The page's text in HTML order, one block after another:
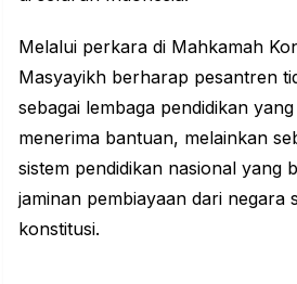
Melalui perkara di Mahkamah
Masyayikh berharap pesantren
sebagai lembaga pendidikan
menerima bantuan, melainkan
sistem pendidikan nasional yang
jaminan pembiayaan dari negara
konstitusi.